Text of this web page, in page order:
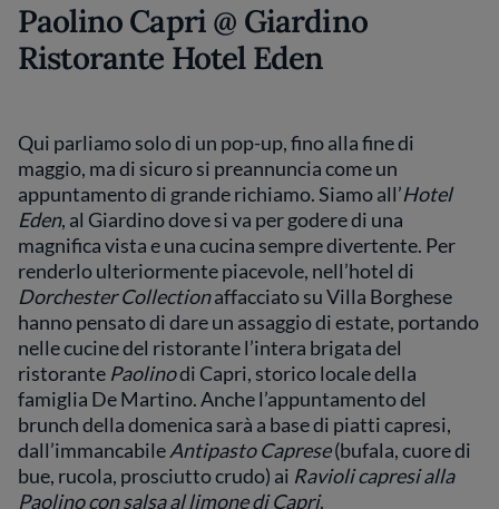
Paolino Capri @ Giardino
Ristorante Hotel Eden
Qui parliamo solo di un pop-up, fino alla fine di
maggio, ma di sicuro si preannuncia come un
appuntamento di grande richiamo. Siamo all’Hotel
Eden, al Giardino dove si va per godere di una
magnifica vista e una cucina sempre divertente. Per
renderlo ulteriormente piacevole, nell’hotel di
Dorchester Collectionaffacciato su Villa Borghese
hanno pensato di dare un assaggio di estate, portando
nelle cucine del ristorante l’intera brigata del
ristorante Paolinodi Capri, storico locale della
famiglia De Martino. Anche l’appuntamento del
brunch della domenica sarà a base di piatti capresi,
dall’immancabileAntipasto Caprese(bufala, cuore di
bue, rucola, prosciutto crudo) ai Ravioli capresi alla
Paolino con salsa al limone di Capri.